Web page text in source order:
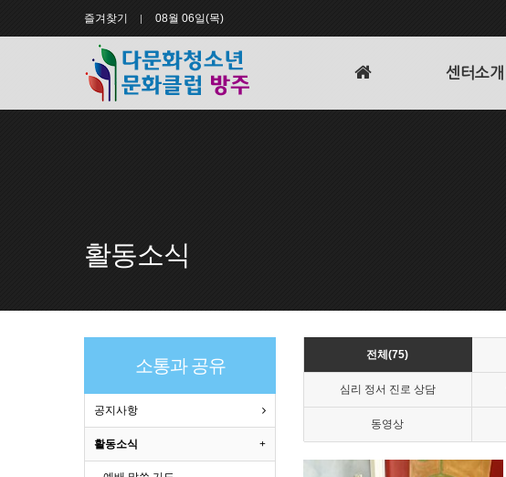
즐겨찾기 08월 06일(목)
홈
센터소개
활동소식
전체(75)
심리 정서 진로 상담
동영상
소통과 공유
공지사항
활동소식